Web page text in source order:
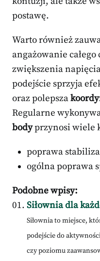
postawę.
Warto również
angażowanie
zwiększenia
podejście sprzyja
oraz polepsza
Regularne
bodyprzynosi wiele
poprawa
ogólna poprawa
Podobne wpisy:
Siłownia dla
Siłownia to miejsce,
podejście do
czy poziomu